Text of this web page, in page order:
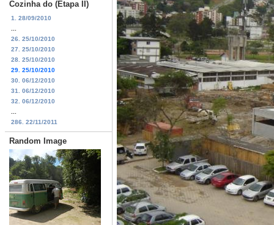
Cozinha do (Etapa II)
1. 28/09/2010
26. 25/10/2010
27. 25/10/2010
28. 25/10/2010
29. 25/10/2010
30. 06/12/2010
31. 06/12/2010
32. 06/12/2010
286. 22/11/2011
Random Image